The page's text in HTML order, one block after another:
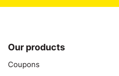
Our products
Coupons